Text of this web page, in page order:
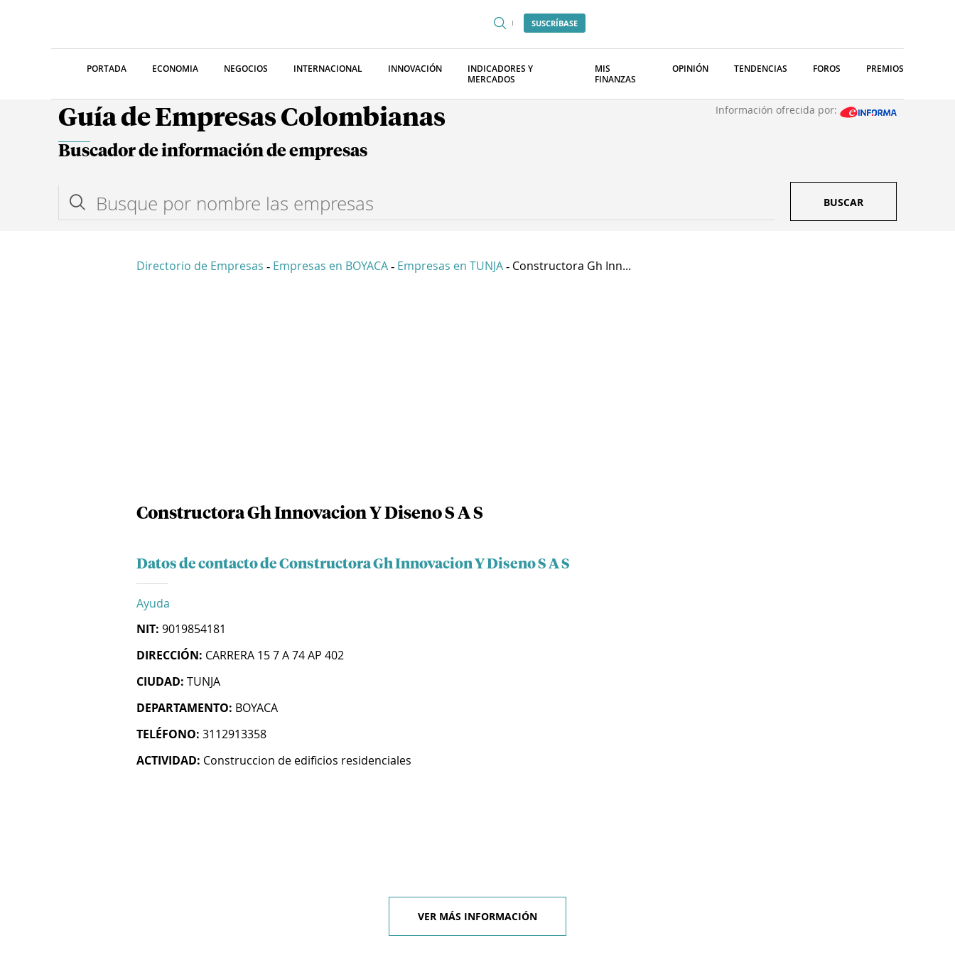
SUSCRÍBASE
PORTADA ECONOMIA NEGOCIOS INTERNACIONAL INNOVACIÓN
INDICADORES Y
MERCADOS
MIS
FINANZAS
OPINIÓN TENDENCIAS FOROS PREMIOS
Guía de Empresas Colombianas Información ofrecida por:
Buscador de información de empresas
BUSCAR
Directorio de Empresas - Empresas en BOYACA - Empresas en TUNJA - Constructora Gh Inn...
Constructora Gh Innovacion Y Diseno S A S
Datos de contacto de Constructora Gh Innovacion Y Diseno S A S
Ayuda
NIT: 9019854181
DIRECCIÓN: CARRERA 15 7 A 74 AP 402
CIUDAD: TUNJA
DEPARTAMENTO: BOYACA
TELÉFONO: 3112913358
ACTIVIDAD: Construccion de edificios residenciales
VER MÁS INFORMACIÓN